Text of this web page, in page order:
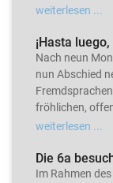
weiterlesen ...
¡Hasta
Nach neun
nun Abschied
fröhlichen,
weiterlesen ...
Die 6a
Im Rahmen